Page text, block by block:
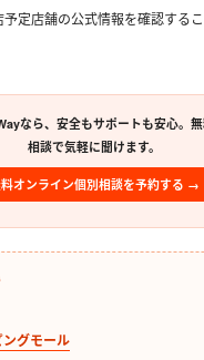
定店舗の公式情報を確認する
なら、安全もサポートも安心。
相談で気軽に聞けます。
オンライン個別相談を予約する →
グモール